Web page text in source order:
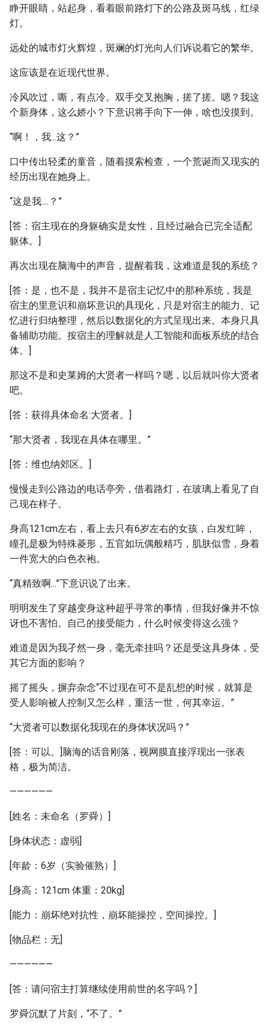
睁开眼睛，站起身，看着眼前路灯下的公路及斑马线，红绿
灯。
远处的城市灯火辉煌，斑斓的灯光向人们诉说着它的繁华。
这应该是在近现代世界。
冷风吹过，嘶，有点冷。双手交叉抱胸，搓了搓。嗯？我这
个新身体，这么娇小？下意识将手向下一伸，啥也没摸到。
“啊！，我...这？”
口中传出轻柔的童音，随着摸索检查，一个荒诞而又现实的
经历出现在她身上。
“这是我....？”
[答：宿主现在的身躯确实是女性，且经过融合已完全适配
躯体。]
再次出现在脑海中的声音，提醒着我，这难道是我的系统？
[答：是，也不是，我并不是宿主记忆中的那种系统，我是
宿主的里意识和崩坏意识的具现化，只是对宿主的能力、记
忆进行归纳整理，然后以数据化的方式呈现出来。本身只具
备辅助功能。按宿主的理解就是人工智能和面板系统的结合
体。]
那这不是和史莱姆的大贤者一样吗？嗯，以后就叫你大贤者
吧。
[答：获得具体命名:大贤者。]
“那大贤者，我现在具体在哪里。”
[答：维也纳郊区。]
慢慢走到公路边的电话亭旁，借着路灯，在玻璃上看见了自
己现在样子。
身高121cm左右，看上去只有6岁左右的女孩，白发红眸，
瞳孔是极为特殊菱形，五官如玩偶般精巧，肌肤似雪，身着
一件宽大的白色衣袍。
“真精致啊...”下意识说了出来。
明明发生了穿越变身这种超乎寻常的事情，但我好像并不惊
讶也不害怕。自己的接受能力，什么时候变得这么强？
难道是因为我孑然一身，毫无牵挂吗？还是受这具身体，受
其它方面的影响？
摇了摇头，摒弃杂念“不过现在可不是乱想的时候，就算是
受人影响被人控制又怎么样，重活一世，何其幸运。”
“大贤者可以数据化我现在的身体状况吗？”
[答：可以。]脑海的话音刚落，视网膜直接浮现出一张表
格，极为简洁。
——————
[姓名：未命名（罗舜）]
[身体状态：虚弱]
[年龄：6岁（实验催熟）]
[身高：121cm 体重：20kg]
[能力：崩坏绝对抗性，崩坏能操控，空间操控。]
[物品栏：无]
——————
[答：请问宿主打算继续使用前世的名字吗？]
罗舜沉默了片刻，“不了。”